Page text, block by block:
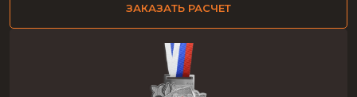
ЗАКАЗАТЬ РАСЧЕТ